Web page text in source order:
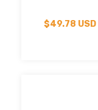
$49.78 USD